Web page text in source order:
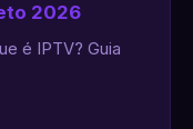
2026
é IPTV? Guia